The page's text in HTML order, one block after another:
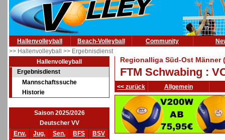
Hallenvolleyball Beach-Volleyball Community
>> Hallenvolleyball >> Ergebnisdienst
Hallenvolleyball
Ergebnisdienst
Mannschaftssuche
Historie
Saison 2025/2026
Deutscher VV
Erw.
Jug. Sen. BFS
BSV
Regionalliga Süd-Ost Männer
FTM Schwabing :
<< zurück Allgemein